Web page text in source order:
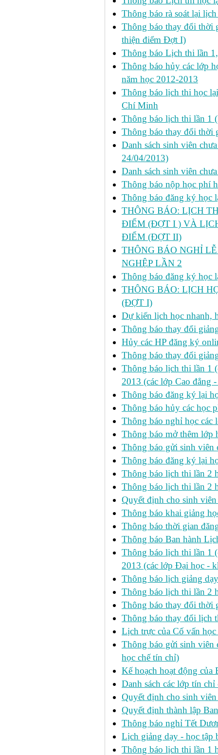
Thông báo rà soát lại
Thông báo thay đổi thời
thiện điểm Đợt I)
Thông báo Lịch thi lần
Thông báo hủy các lớp
năm học 2012-2013
Thông báo lịch thi học
Chí Minh
Thông báo lịch thi lần 1
Thông báo thay đổi thời
Danh sách sinh viên
24/04/2013)
Danh sách sinh viên
Thông báo nộp học phí
Thông báo đăng ký học
THÔNG BÁO: LỊCH
ĐIỂM (ĐỢT I ) VÀ
ĐIỂM (ĐỢT II)
THÔNG BÁO NGHỈ
NGHỆP LẦN 2
Thông báo đăng ký học
THÔNG BÁO: LỊCH
(ĐỢT I)
Dự kiến lịch học nhanh,
Thông báo thay đổi
Hủy các HP đăng ký
Thông báo thay đổi
Thông báo lịch thi lần 1
2013 (các lớp Cao đẳng
Thông báo đăng ký lại
Thông báo hủy các học
Thông báo nghỉ học các
Thông báo mở thêm lớp
Thông báo gửi sinh viên
Thông báo đăng ký lại
Thông báo lịch thi lần 2
Thông báo lịch thi lần 2
Quyết định cho sinh
Thông báo khai giảng
Thông báo thời gian
Thông báo Ban hành
Thông báo lịch thi lần 1
2013 (các lớp Đại học -
Thông báo lịch giảng
Thông báo lịch thi lần 2
Thông báo thay đổi thời
Thông báo thay đổi lịch
Lịch trực của Cố vấn học
Thông báo gửi sinh viên
học chế tín chỉ)
Kế hoạch hoạt động
Danh sách các lớp tín
Quyết định cho sinh
Quyết định thành lập
Thông báo nghỉ Tết
Lịch giảng dạy - học tập
Thông báo lịch thi lần 1